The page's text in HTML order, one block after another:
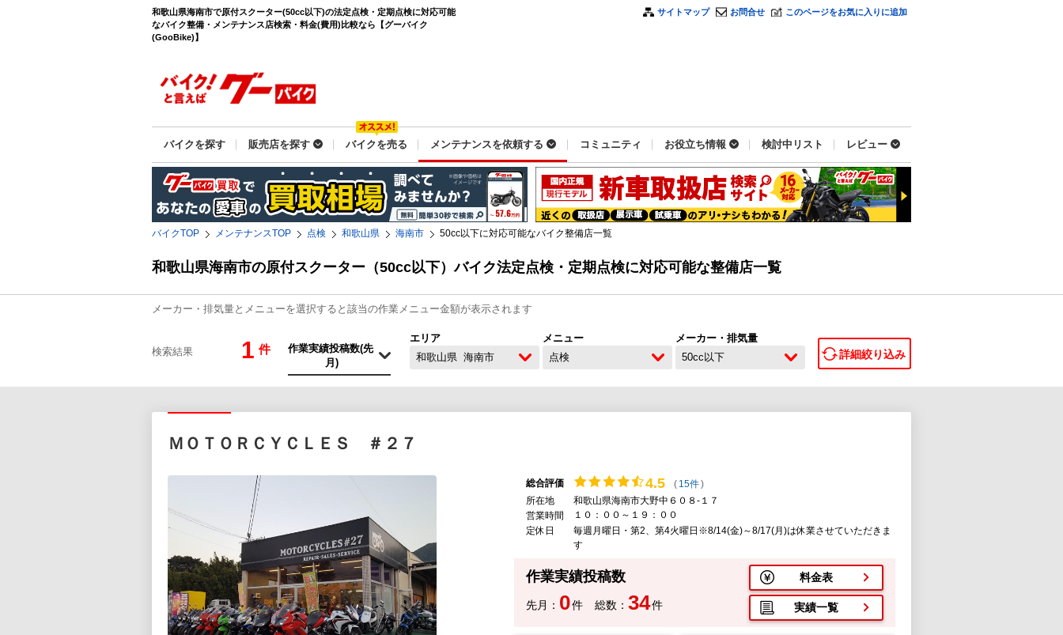
和歌山県海南市で原付スクーター(50cc以下)の法定点検・定期点検に対応可能
なバイク整備・メンテナンス店検索・料金(費用)比較なら【グーバイク
(GooBike)】
サイトマップ お問合せ このページをお気に入りに追加
バイクを探す 販売店を探す バイクを売る メンテナンスを依頼する コミュニティ お役立ち情報 検討中リスト レビュー
バイクTOP メンテナンスTOP 点検 和歌山県 海南市 50cc以下に対応可能なバイク整備店一覧
和歌山県海南市の原付スクーター（50cc以下）バイク法定点検・定期点検に対応可能な整備店一覧
メーカー・排気量とメニューを選択すると該当の作業メニュー金額が表示されます
検索結果 1 件
エリア
和歌山県 海南市
メニュー
点検
メーカー・排気量
50cc以下
詳細絞り込み
ＭＯＴＯＲＣＹＣＬＥＳ ＃２７
総合評価 4.5 ( 15件)
所在地
和歌山県海南市大野中６０８-１７
営業時間
１０：００～１９：００
定休日
毎週月曜日・第2、第4火曜日※8/14(金)～8/17(月)は休業させていただきま
す
作業実績投稿数
先月： 0件 総数： 34件
料金表
実績一覧